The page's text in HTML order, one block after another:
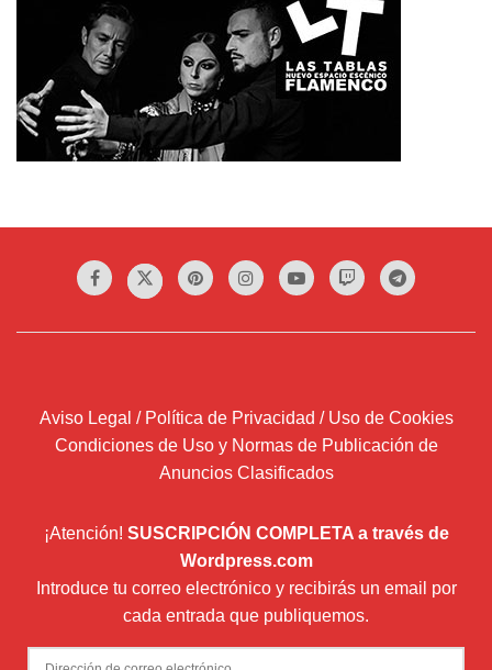
Aviso Legal / Política de Privacidad / Uso de Cookies
Condiciones de Uso y Normas de Publicación de
Anuncios Clasificados
¡Atención! SUSCRIPCIÓN COMPLETA a través de
Wordpress.com
Introduce tu correo electrónico y recibirás un email por
cada entrada que publiquemos.
Dirección